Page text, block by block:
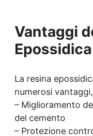
Vantaggi
La resina
numerosi
– Miglioramento
del cemento
– Protezione